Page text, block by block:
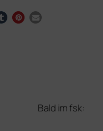
Bald im fsk: